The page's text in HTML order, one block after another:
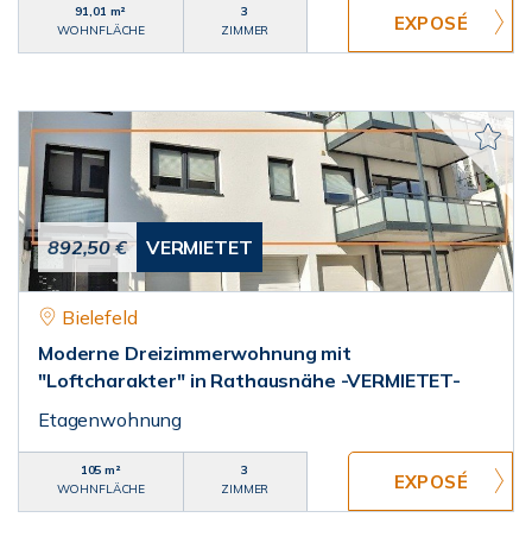
91,01 m²
WOHNFLÄCHE
3
ZIMMER
892,50 € VERMIETET
Bielefeld
Moderne Dreizimmerwohnung mit
"Loftcharakter" in Rathausnähe -VERMIETET-
Etagenwohnung
105 m²
WOHNFLÄCHE
3
ZIMMER